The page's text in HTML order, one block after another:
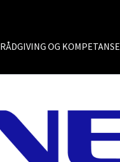
RÅDGIVING OG KOMPETANSE